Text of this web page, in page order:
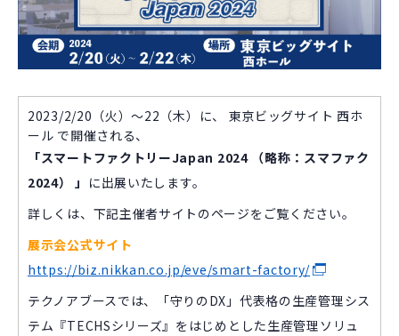
2023/2/20（火）～22（木）に、 東京ビッグサイト 西ホ
ール で開催される、
「スマートファクトリーJapan 2024 （略称：スマファク
2024） 」 に出展いたします。
詳しくは、下記主催者サイトのページをご覧ください。
展示会公式サイト
https://biz.nikkan.co.jp/eve/smart-factory/
テクノアブースでは、「守りのDX」代表格の生産管理シス
テム『TECHSシリーズ』をはじめとした生産管理ソリュ